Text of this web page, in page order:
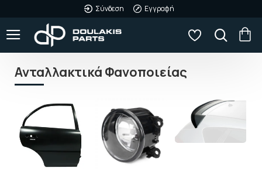
Σύνδεση Εγγραφή
Ανταλλακτικά Φανοποιείας